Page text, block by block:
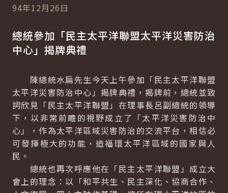
94年12月26日
總統參加「民主太平洋聯盟太平洋災害防治
中心」揭牌典禮
陳總統水扁先生今天上午參加「民主太平洋聯盟
太平洋災害防治中心」揭牌典禮，揭牌前，總統並致
詞欣見「民主太平洋聯盟」在理事長呂副總統的領導
下，以非常前瞻的視野成立了「太平洋災害防治中
心」，作為太平洋區域災害防治的交流平台，相信必
可發揮極大的功能，造福環太平洋區域的國家與人
民。
總統也再次呼應他在「民主太平洋聯盟」成立大
會上的理念：以「和平共生、民主深化、協商合作、